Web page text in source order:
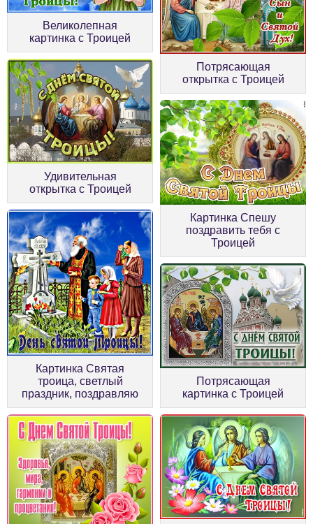
Великолепная
картинка с Троицей
Потрясающая
открытка с Троицей
Удивительная
открытка с Троицей
Картинка Спешу
поздравить тебя с
Троицей
Картинка Святая
троица, светлый
праздник, поздравляю
Потрясающая
картинка с Троицей